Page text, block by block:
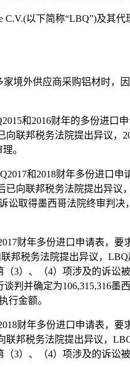
以下简称“LBQ”)及其
境外供应商采购铝材时，
和2016财年的多份进
联邦税务法院提出异议，
。
和2018财年多份进口
向联邦税务法院提出异
讼取得墨西哥法院终审判
财年多份进口申请表，
邦税务法院提出异议，
3）、（4）项涉及的诉讼
并确定为106,315,316墨
行金额。
财年多份进口申请表，
邦税务法院提出异议，
3）、（4）项涉及的诉讼